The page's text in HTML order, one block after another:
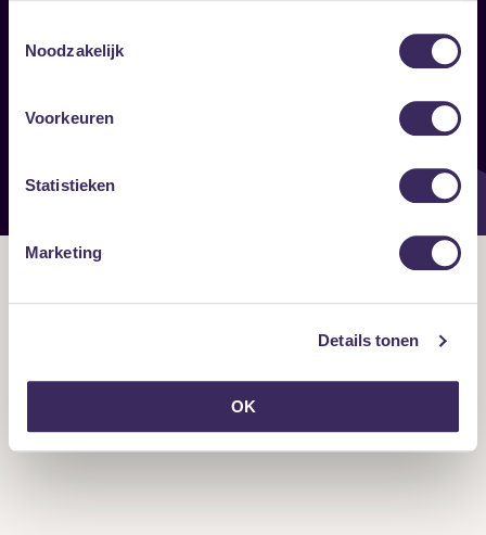
Noodzakelijk
Voorkeuren
Statistieken
Marketing
Details tonen
OK
Onze nieuwsbrief ontvangen?